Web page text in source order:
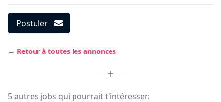
Postuler
← Retour à toutes les annonces
5 autres jobs qui pourrait t'intéresser: